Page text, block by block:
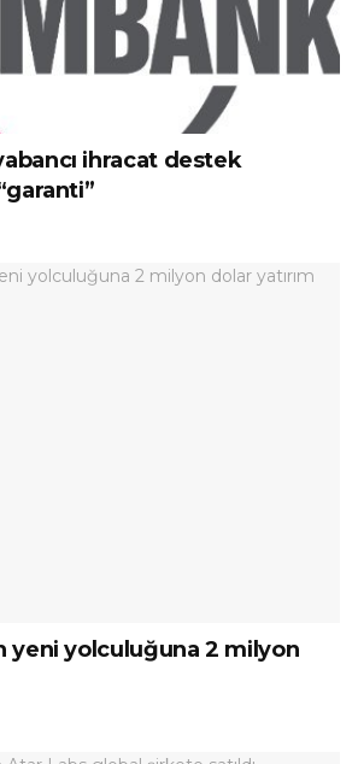
ihracat destek
yeni yolculuğuna 2 milyon